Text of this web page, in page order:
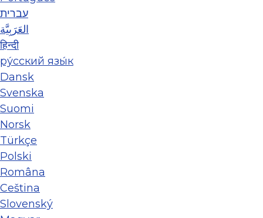
עברית
العَرَبِيَّة
हिन्दी
ру́сский язы́к
Dansk
Svenska
Suomi
Norsk
Türkçe
Polski
Româna
Ceština
Slovenský